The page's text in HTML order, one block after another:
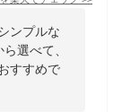
ンプルな
選べて、
すすめで